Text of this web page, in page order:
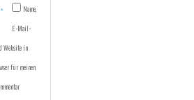
*
Name,
E-Mail-
Website in
für meinen